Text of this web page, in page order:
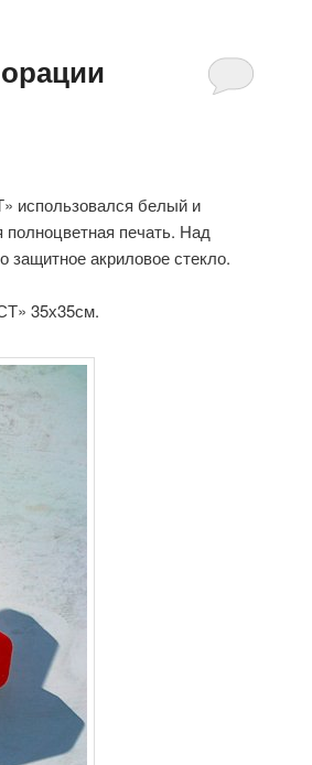
использовался белый и
полноцветная печать. Над
акриловое стекло.
35х35см.